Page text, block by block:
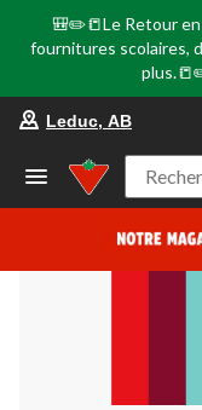
🎒✏️📒Le Retour en
fournitures scolaires,
Leduc, AB